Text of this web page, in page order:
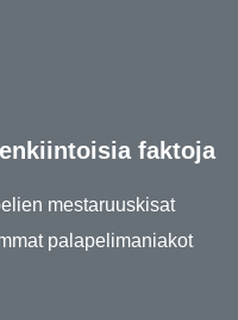
faktoja
mestaruuskisat
palapelimaniakot